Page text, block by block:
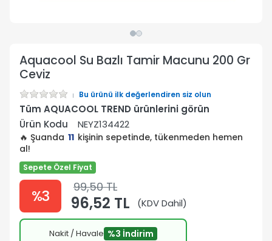
Aquacool Su Bazlı Tamir Macunu 200 Gr
Ceviz
Bu ürünü ilk değerlendiren siz olun
Tüm AQUACOOL TREND ürünlerini görün
Ürün Kodu
NEYZ134422
🔥 Şuanda 11 kişinin sepetinde, tükenmeden hemen
al!
Sepete Özel Fiyat
%3 99,50 TL
96,52 TL (KDV Dahil)
Nakit / Havale %3 İndirim